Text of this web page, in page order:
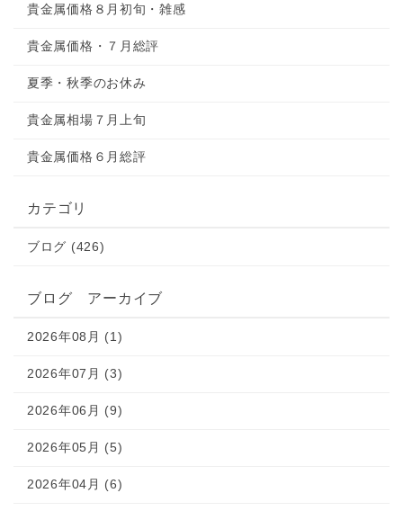
貴金属価格８月初旬・雑感
貴金属価格・７月総評
夏季・秋季のお休み
貴金属相場７月上旬
貴金属価格６月総評
カテゴリ
ブログ (426)
ブログ アーカイブ
2026年08月 (1)
2026年07月 (3)
2026年06月 (9)
2026年05月 (5)
2026年04月 (6)